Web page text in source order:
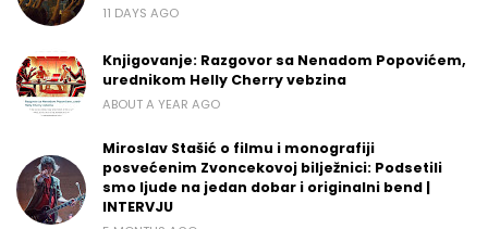
11 DAYS AGO
Knjigovanje: Razgovor sa Nenadom Popovićem,
urednikom Helly Cherry vebzina
ABOUT A YEAR AGO
Miroslav Stašić o filmu i monografiji
posvećenim Zvoncekovoj bilježnici: Podsetili
smo ljude na jedan dobar i originalni bend |
INTERVJU